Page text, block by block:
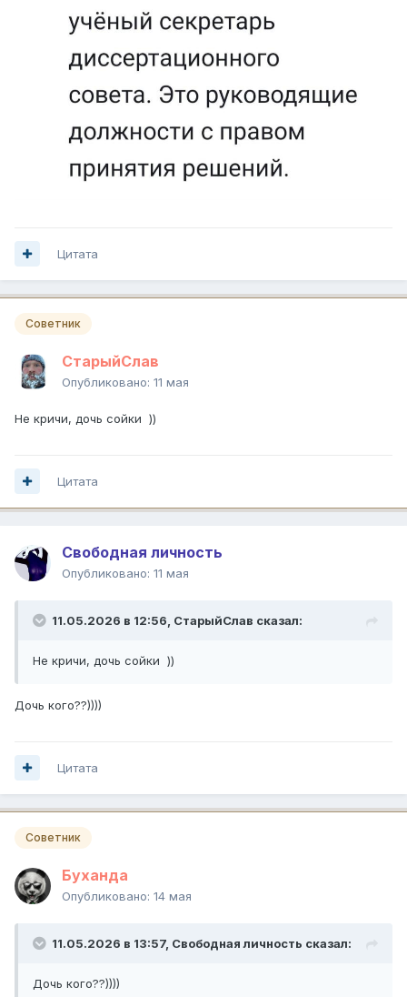
Цитата
Советник
СтарыйСлав
Опубликовано: 11 мая
Не кричи, дочь сойки ))
Цитата
Свободная личность
Опубликовано: 11 мая
11.05.2026 в 12:56, СтарыйСлав сказал:
Не кричи, дочь сойки ))
Дочь кого??))))
Цитата
Советник
Буханда
Опубликовано: 14 мая
11.05.2026 в 13:57, Свободная личность сказал:
Дочь кого??))))